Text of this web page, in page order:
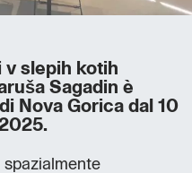
v slepih kotih
Sagadin è
Nova Gorica dal 10
spazialmente